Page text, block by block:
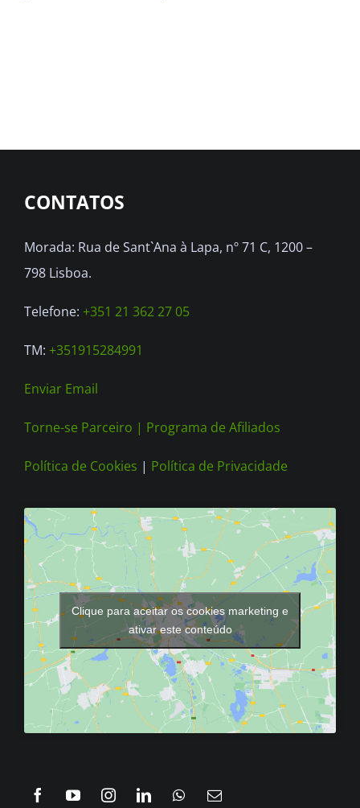
CONTATOS
Morada: Rua de Sant`Ana à Lapa, nº 71 C, 1200 –
798 Lisboa.
Telefone: +351 21 362 27 05
TM: +351915284991
Enviar Email
Torne-se Parceiro | Programa de Afiliados
Política de Cookies | Política de Privacidade
Clique para aceitar os cookies marketing e
ativar este conteúdo